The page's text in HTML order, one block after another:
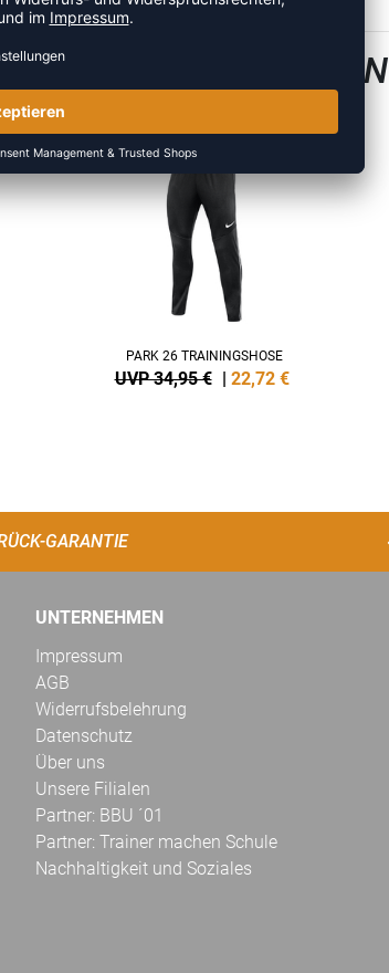
TRAININGSHOSEN
NEW
-35%
PARK 26 TRAININGSHOSE
UVP 34,95 € | 22,72 €
GARANTIE
UNTERNEHMEN
Impressum
AGB
Widerrufsbelehrung
Datenschutz
Über uns
Unsere Filialen
Partner: BBU ´01
Partner: Trainer machen Schule
Nachhaltigkeit und Soziales